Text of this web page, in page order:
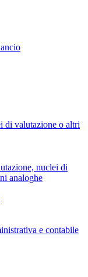
di valutazione o altri
nuclei di
analoghe
e contabile